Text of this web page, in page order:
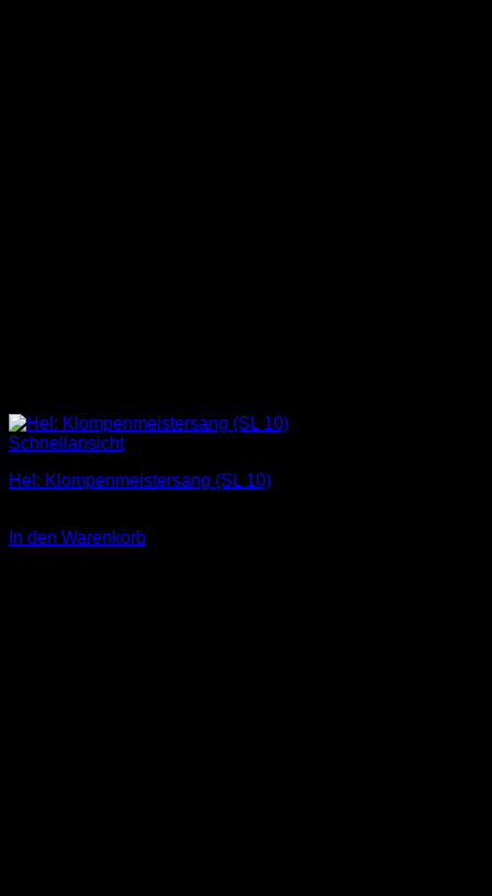
Schnellansicht
Hel: Klompenmeistersang (SL 10)
In den Warenkorb